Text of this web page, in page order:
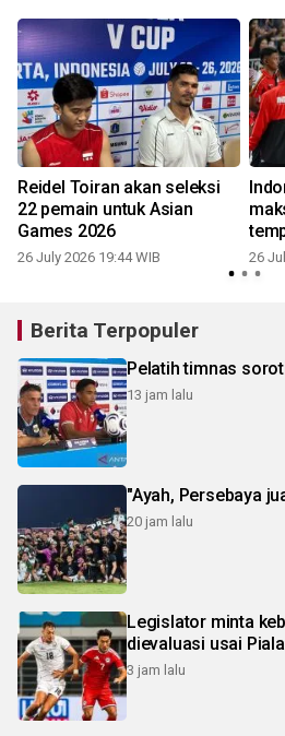
Reidel Toiran akan seleksi
22 pemain untuk Asian
Games 2026
26 July 2026 19:44 WIB 26
Berita Terpopuler
Pelatih timnas
13 jam lalu
"Ayah, Persebaya
20 jam lalu
Legislator minta
dievaluasi usai
3 jam lalu